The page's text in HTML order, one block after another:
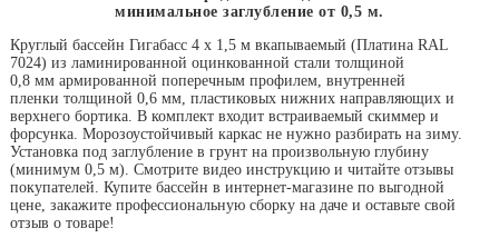
минимальное заглубление от 0,5 м.
Круглый бассейн Гигабасс 4 х 1,5 м вкапываемый (Платина RAL
7024) из ламинированной оцинкованной стали толщиной
0,8 мм армированной поперечным профилем, внутренней
пленки толщиной 0,6 мм, пластиковых нижних направляющих и
верхнего бортика. В комплект входит встраиваемый скиммер и
форсунка. Морозоустойчивый каркас не нужно разбирать на зиму.
Установка под заглубление в грунт на произвольную глубину
(минимум 0,5 м). Смотрите видео инструкцию и читайте отзывы
покупателей. Купите бассейн в интернет-магазине по выгодной
цене, закажите профессиональную сборку на даче и оставьте свой
отзыв о товаре!